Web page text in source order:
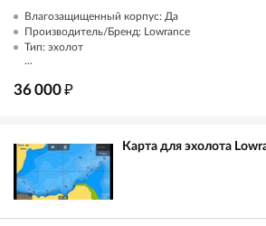
Влагозащищенный корпус: Да
Производитель/Бренд: Lowrance
Тип: эхолот
...
36 000₽
Карта для эхолота